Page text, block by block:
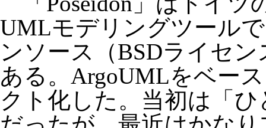
UMLモデリングツール
ンソース（BSDライセ
ある。ArgoUMLをベー
クト化した。当初は「